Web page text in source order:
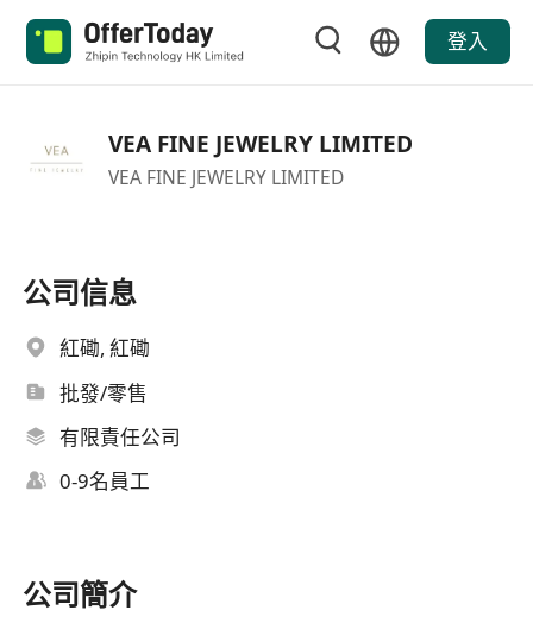
登入
VEA FINE JEWELRY LIMITED
VEA FINE JEWELRY LIMITED
公司信息
紅磡, 紅磡
批發/零售
有限責任公司
0-9名員工
公司簡介